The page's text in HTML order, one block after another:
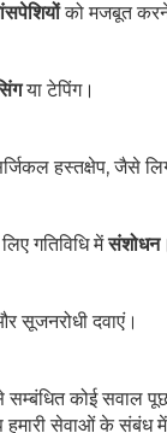
को मजबूत करने
या टेपिंग।
हस्तक्षेप, जैसे
गतिविधि मेंसंशोधन।
सूजनरोधी दवाएं।
कोई सवाल
सेवाओं के